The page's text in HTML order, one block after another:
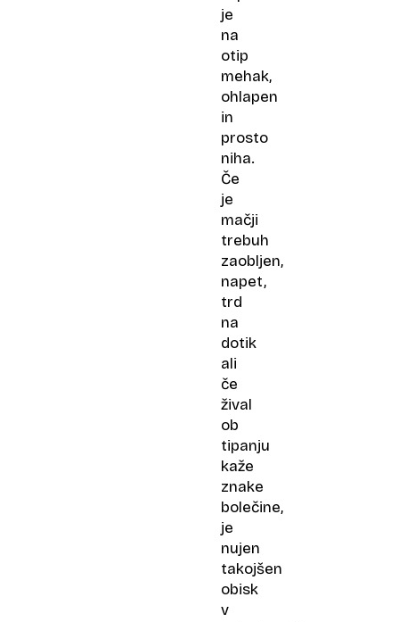
je
na
otip
mehak,
ohlapen
in
prosto
niha.
Če
je
mačji
trebuh
zaobljen,
napet,
trd
na
dotik
ali
če
žival
ob
tipanju
kaže
znake
bolečine,
je
nujen
takojšen
obisk
v